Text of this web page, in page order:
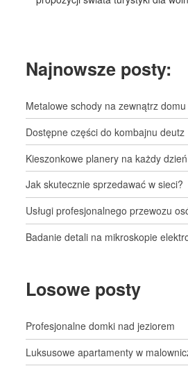
Najnowsze posty:
Metalowe schody na zewnątrz domu
Dostępne części do kombajnu deutz
Kieszonkowe planery na każdy dzień
Jak skutecznie sprzedawać w sieci?
Usługi profesjonalnego przewozu
Badanie detali na mikroskopie
Losowe posty
Profesjonalne domki nad jeziorem
Luksusowe apartamenty w